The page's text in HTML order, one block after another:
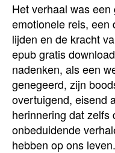
Het verhaal was
emotionele reis, een
lijden en de kracht
epub gratis
nadenken, als een
genegeerd, zijn
overtuigend, eisend
herinnering dat zelfs
onbeduidende
hebben op ons leven.